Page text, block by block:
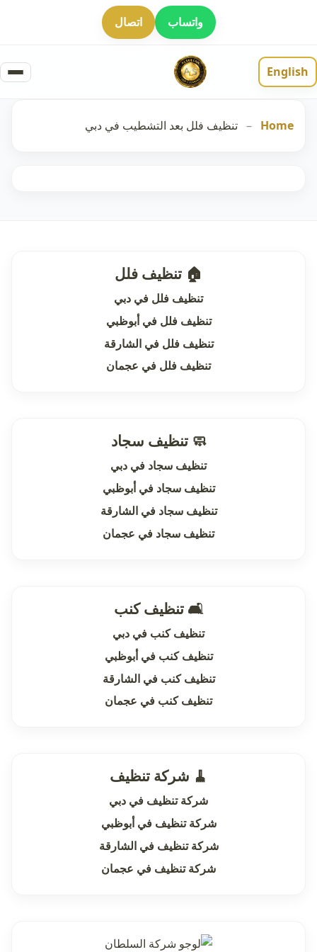
واتساب اتصال
English
Home
– تنظيف فلل بعد التشطيب في دبي
🏠 تنظيف فلل
تنظيف فلل في دبي
تنظيف فلل في أبوظبي
تنظيف فلل في الشارقة
تنظيف فلل في عجمان
🧼 تنظيف سجاد
تنظيف سجاد في دبي
تنظيف سجاد في أبوظبي
تنظيف سجاد في الشارقة
تنظيف سجاد في عجمان
🛋 تنظيف كنب
تنظيف كنب في دبي
تنظيف كنب في أبوظبي
تنظيف كنب في الشارقة
تنظيف كنب في عجمان
🧹 شركة تنظيف
شركة تنظيف في دبي
شركة تنظيف في أبوظبي
شركة تنظيف في الشارقة
شركة تنظيف في عجمان